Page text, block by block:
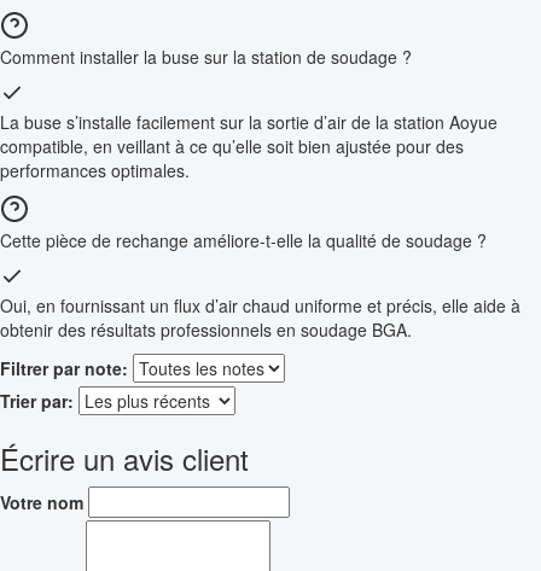
Comment installer la buse sur la station de soudage ?
La buse s’installe facilement sur la sortie d’air de la station Aoyue
compatible, en veillant à ce qu’elle soit bien ajustée pour des
performances optimales.
Cette pièce de rechange améliore-t-elle la qualité de soudage ?
Oui, en fournissant un flux d’air chaud uniforme et précis, elle aide à
obtenir des résultats professionnels en soudage BGA.
Filtrer par note:
Trier par:
Écrire un avis client
Votre nom